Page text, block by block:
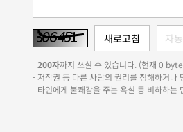
-200자까지 쓰실 수 있습니다. (현재 0
- 저작권 등 다른 사람의 권리를 침해하거나
- 타인에게 불쾌감을 주는 욕설 등 비하하는